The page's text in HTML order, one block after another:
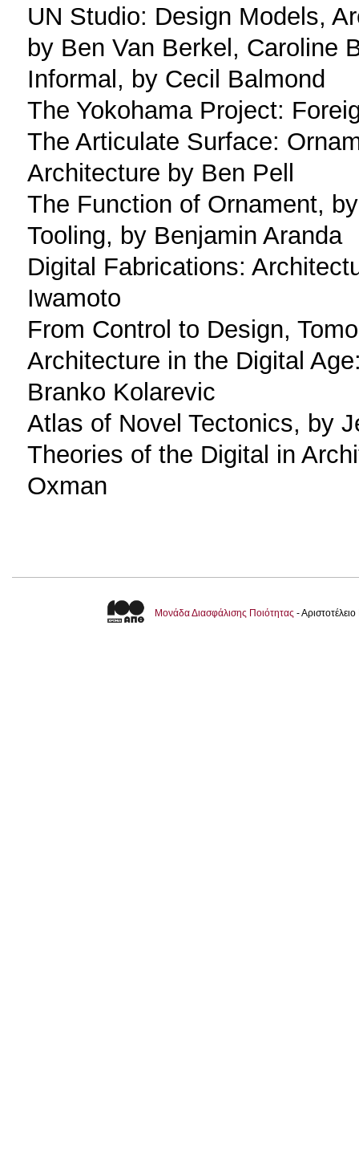
UN Studio: Design Models,
by Ben Van Berkel, Caroline
Informal, by Cecil Balmond
The Yokohama Project:
The Articulate Surface:
Architecture by Ben Pell
The Function of Ornament,
Tooling, by Benjamin Aranda
Digital Fabrications:
Iwamoto
From Control to Design,
Architecture in the Digital
Branko Kolarevic
Atlas of Novel Tectonics, by
Theories of the Digital in
Oxman
Μονάδα Διασφάλισης Ποιότητας -